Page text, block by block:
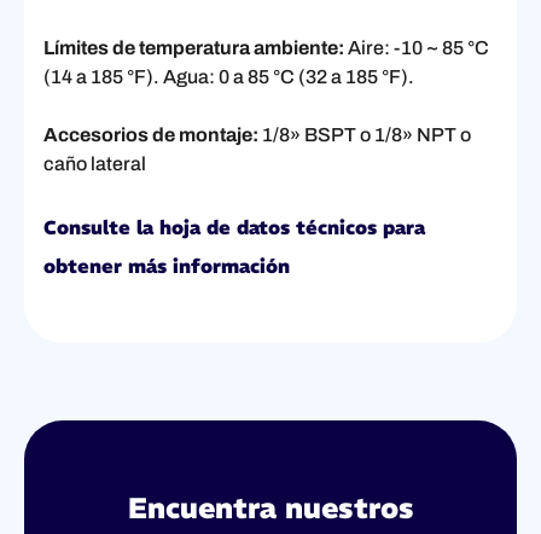
Límites de temperatura ambiente: Aire: -10 ~ 85 °C
(14 a 185 °F). Agua: 0 a 85 °C (32 a 185 °F).
Accesorios de montaje: 1/8» BSPT o 1/8» NPT o
caño lateral
Consulte la hoja de datos técnicos para
obtener más información
Encuentra nuestros